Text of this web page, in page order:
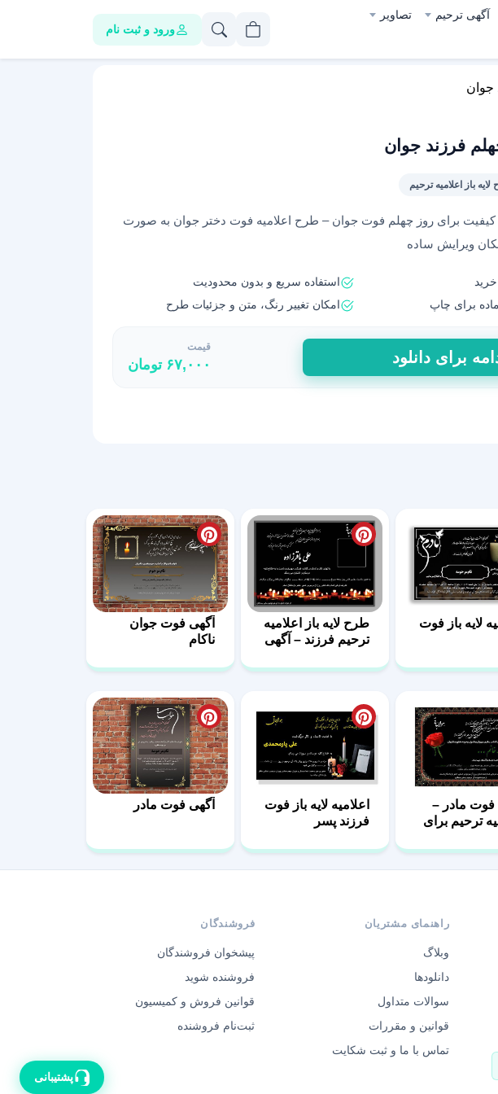
آگهی ترحیم تصاویر
ورود و ثبت نام
جوان
چهلم فرزند جوان
باز اعلامیه ترحیم
کیفیت برای روز چهلم فوت جوان – طرح اعلامیه فوت دختر جوان به صورت
ویرایش ساده
استفاده سریع و بدون محدودیت
برای چاپ
امکان تغییر رنگ، متن و جزئیات طرح
برای دانلود
قیمت
۶۷,۰۰۰ تومان
لایه باز فوت
طرح لایه باز اعلامیه
ترحیم فرزند – آگهی
آگهی فوت جوان
ناکام
فوت مادر –
ترحیم برای
اعلامیه لایه باز فوت
فرزند پسر
آگهی فوت مادر
راهنمای مشتریان
وبلاگ
دانلودها
سوالات متداول
قوانین و مقررات
تماس با ما و ثبت شکایت
فروشندگان
پیشخوان فروشندگان
فروشنده شوید
قوانین فروش و کمیسیون
ثبت‌نام فروشنده
پشتیبانی